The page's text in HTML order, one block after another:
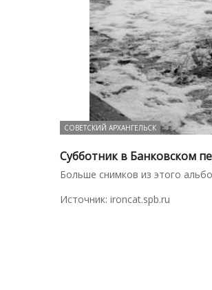
СОВЕТСКИЙ АРХАНГЕЛЬСК
Субботник в Банковском
Больше снимков из этого
Источник: ironcat.spb.ru